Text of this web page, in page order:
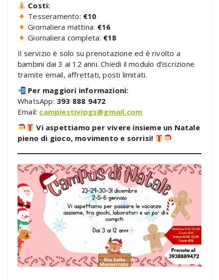
Costi:
Tesseramento: €10
Giornaliera mattina: €16
Giornaliera completa: €18
Il servizio è solo su prenotazione ed è rivolto a
bambini dai 3 ai 12 anni. Chiedi il modulo d’iscrizione
tramite email, affrettati, posti limitati.
Per maggiori informazioni:
WhatsApp: 393 888 9472
Email: campiestivipgs@gmail.com
Vi aspettiamo per vivere insieme un Natale
pieno di gioco, movimento e sorrisi!